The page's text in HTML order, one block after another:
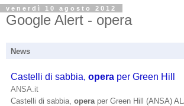
venerdì 10 agosto 2012
Google Alert - opera
News
Castelli di sabbia, opera per Green Hill
ANSA.it
Castelli di sabbia, opera per Green Hill (ANSA)